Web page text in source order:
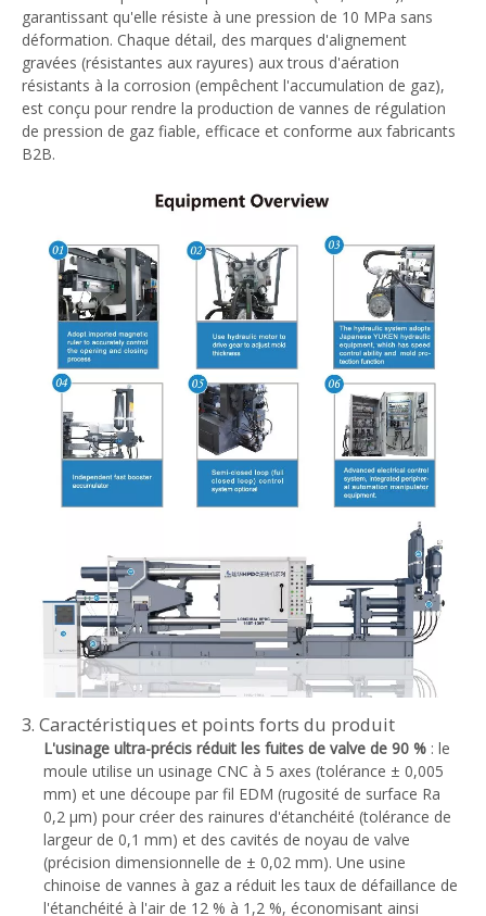
garantissant qu'elle résiste à une pression de 10 MPa sans
déformation. Chaque détail, des marques d'alignement
gravées (résistantes aux rayures) aux trous d'aération
résistants à la corrosion (empêchent l'accumulation de gaz),
est conçu pour rendre la production de vannes de régulation
de pression de gaz fiable, efficace et conforme aux fabricants
B2B.
3. Caractéristiques et points forts du produit
L'usinage ultra-précis réduit les fuites de valve de 90 % : le
moule utilise un usinage CNC à 5 axes (tolérance ± 0,005
mm) et une découpe par fil EDM (rugosité de surface Ra
0,2 μm) pour créer des rainures d'étanchéité (tolérance de
largeur de 0,1 mm) et des cavités de noyau de valve
(précision dimensionnelle de ± 0,02 mm). Une usine
chinoise de vannes à gaz a réduit les taux de défaillance de
l'étanchéité à l'air de 12 % à 1,2 %, économisant ainsi